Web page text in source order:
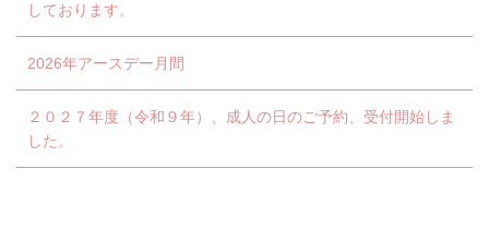
しております。
2026年アースデー月間
２０２７年度（令和９年）、成人の日のご予約、受付開始しま
した。